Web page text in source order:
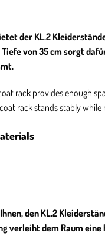
der KL.2
von 35 cm sorgt
rack provides enough
rack stands stably
den KL.2
verleiht dem Raum